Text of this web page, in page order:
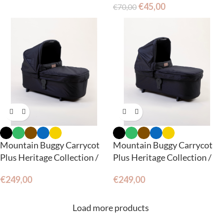
€70,00 €45,00
Mountain Buggy Carrycot
Plus Heritage Collection /
terrain.
€249,00
Mountain Buggy Carrycot
Plus Heritage Collection /
€249,00
Load more products